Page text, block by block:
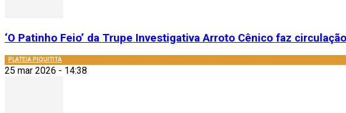
‘O Patinho Feio’ da Trupe Investigativa Arroto Cênico faz
PLATEIA PIQUITITA
25 mar 2026 - 14:38